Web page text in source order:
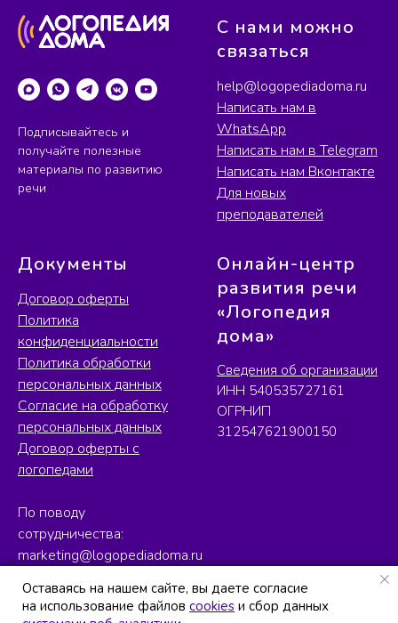
Оставаясь на нашем сайте, вы даете согласие
на использование файлов cookies и сбор данных
Оставаясь на нашем сайте, вы даете согласие
на использование файлов cookies и сбор данных
Подписывайтесь и
получайте полезные
материалы по развитию
речи
С нами можно
связаться
help@logopediadoma.ru
Написать нам в
WhatsApp
Написать нам в Telegram
Написать нам Вконтакте
Для новых
преподавателей
Документы
Договор оферты
Политика
конфиденциальности
Политика обработки
персональных данных
Согласие на обработку
персональных данных
Договор оферты с
логопедами
По поводу
сотрудничества:
marketing@logopediadoma.ru
Онлайн-центр
развития речи
«Логопедия
дома»
Сведения об организации
ИНН 540535727161
ОГРНИП
312547621900150